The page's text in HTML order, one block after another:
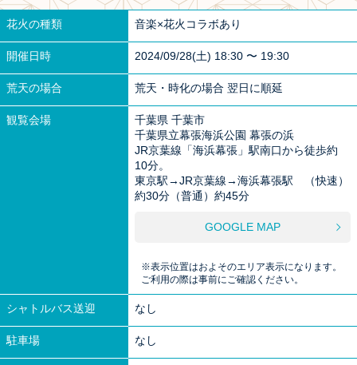
花火の種類 音楽×花火コラボあり
開催日時 2024/09/28(土) 18:30 〜 19:30
荒天の場合 荒天・時化の場合 翌日に順延
観覧会場
千葉県 千葉市
千葉県立幕張海浜公園 幕張の浜
JR京葉線「海浜幕張」駅南口から徒歩約
10分。
東京駅→JR京葉線→海浜幕張駅 （快速）
約30分（普通）約45分
GOOGLE MAP
※表示位置はおよそのエリア表示になります。
ご利用の際は事前にご確認ください。
シャトルバス送迎 なし
駐車場 なし